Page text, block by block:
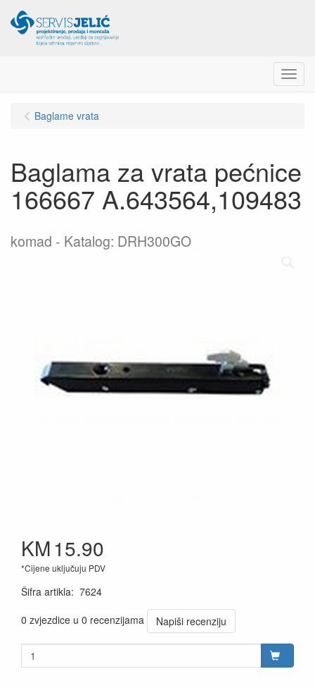
Menu
Baglame vrata
Baglama za vrata pećnice
166667 A.643564,109483
komad Katalog: DRH300GO
KM15.90
*Cijene uključuju PDV
Šifra artikla: 7624
0 zvjezdice u 0 recenzijama
Napiši recenziju